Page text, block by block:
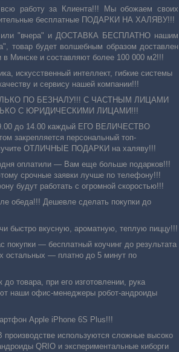
работу за Клиента!!! Мы обожаем своих
бесплатные ПОДАРКИ НА ХАЛЯВУ!!!
или "вчера" и ДОСТАВКА БЕСПЛАТНО нашим
товар будет волшебным образом доставлен
Минске и составляют более 100 000 м2!!!
искусственный интеллект, гибкие системы
и сервису нашей компании!!!
ПО БЕЗНАЛУ!!! С ЧАСТНЫМ ЛИЦАМИ
С ЮРИДИЧЕСКИМИ ЛИЦАМИ!!!
до 14.00 каждый ЕГО ВЕЛИЧЕСТВО
закрепляется персональный топ-
ОТЛИЧНЫЕ ПОДАРКИ на халяву!!!
оплатили ― Вам еще больше подарков!!!
срочные заявки лучше по телефону!!!
будут работать с огромной скоростью!!!
обеда!!! Дешевле сделать покупки до
быстро вкусную, ароматную, теплую пиццу!!!
― бесплатный коучинг до результата
остальных ― платно до 5 минут по
товара, при его изготовлении, рука
наши офис-менеджеры робот-андроиды
Apple iPhone 6S Plus!!!
используются сложные высоко
QRIO и экспериментальные киборги